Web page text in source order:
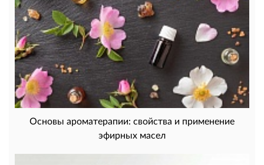
Основы ароматерапии: свойства и применение
эфирных масел